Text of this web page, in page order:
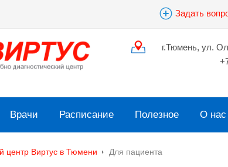
Задать
г.Тюмень, ул.
Врачи Расписание Полезное О нас
центр Виртус в Тюмени Для пациента